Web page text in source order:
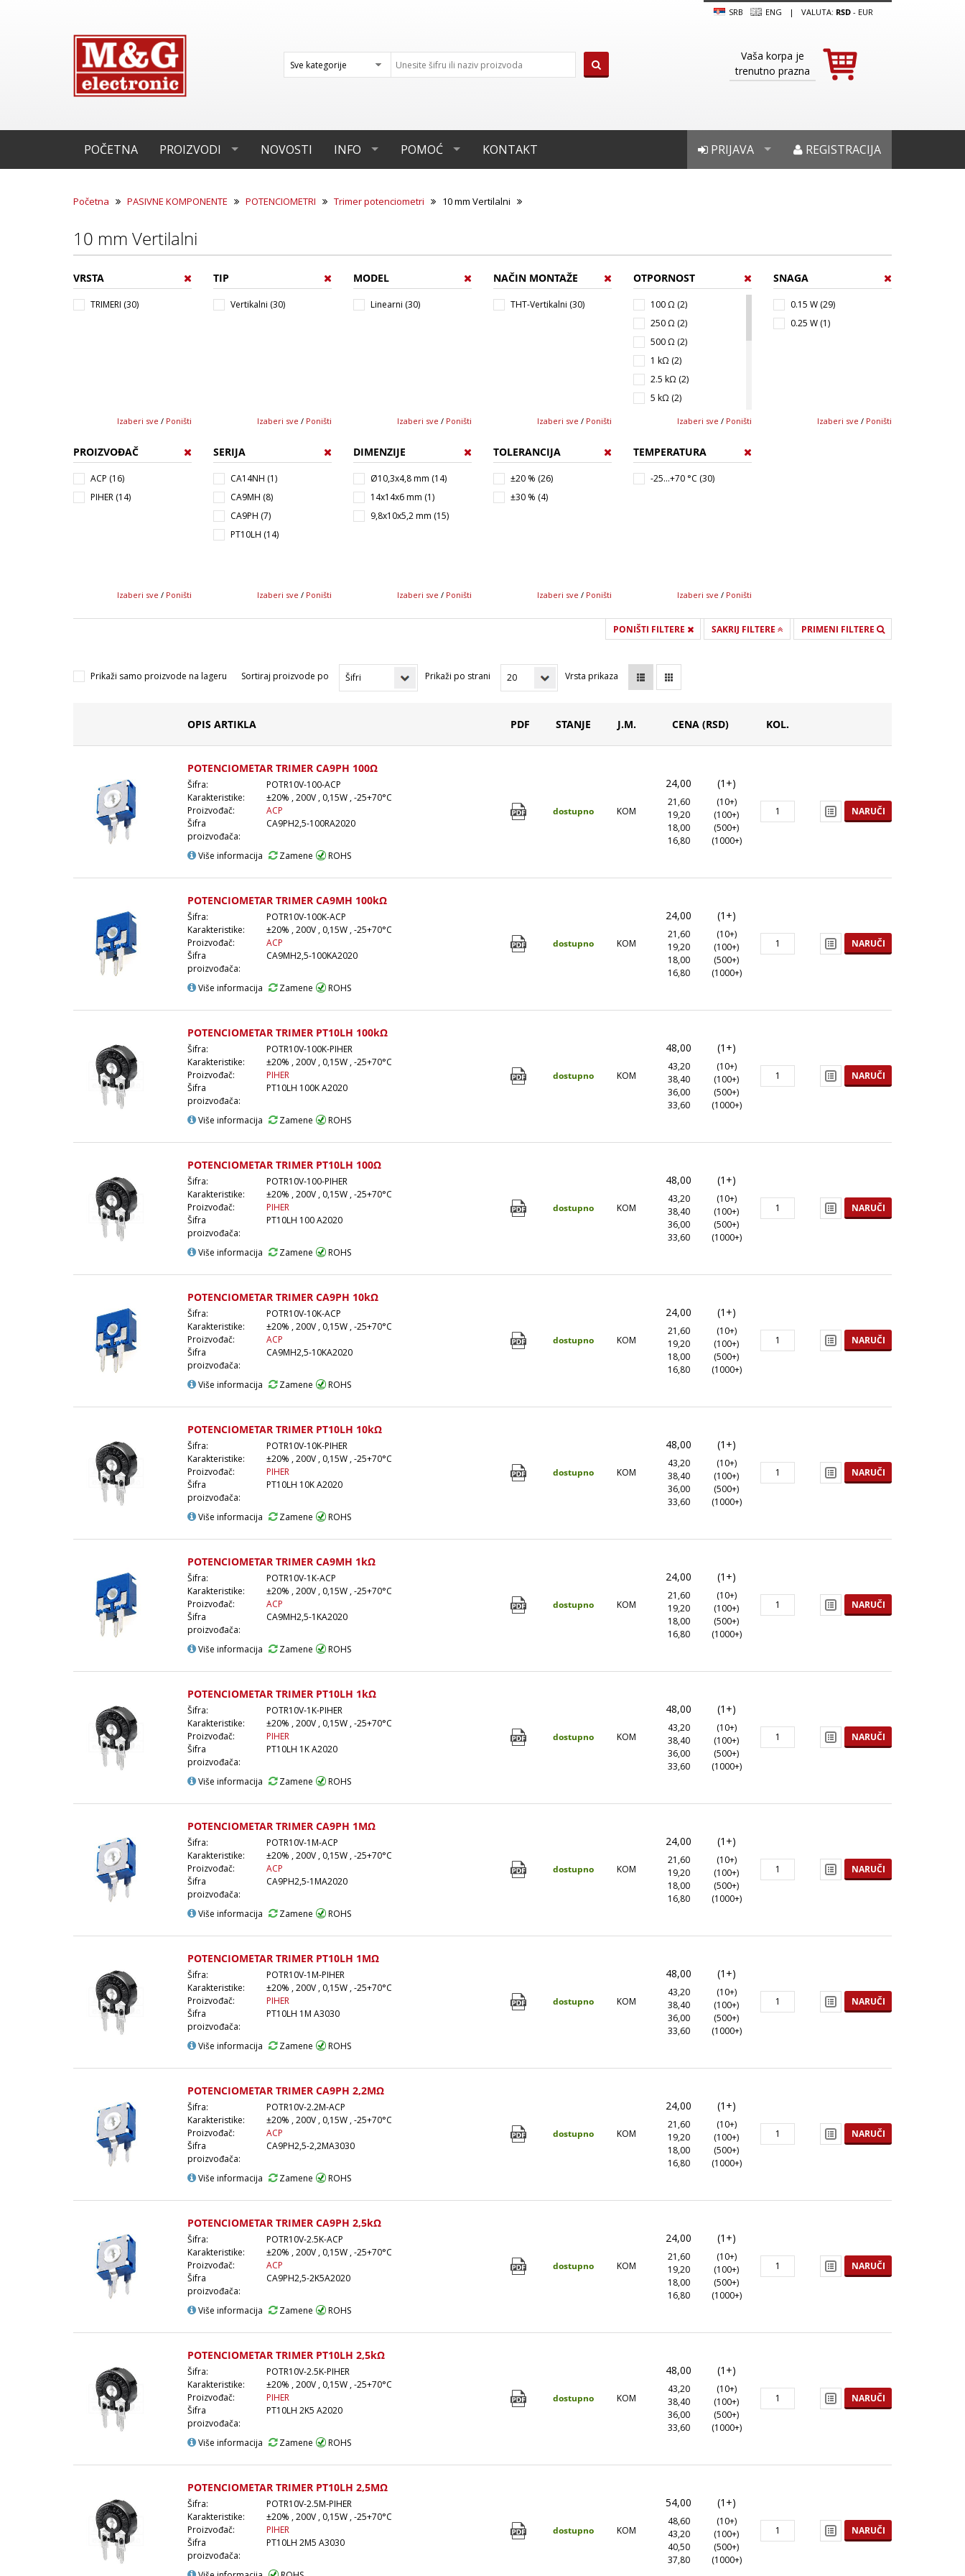
SRB ENG | VALUTA: RSD- EUR
Vaša korpa je
trenutno prazna
POČETNA PROIZVODI NOVOSTI INFO POMOĆ KONTAKT REGISTRACIJA
PRIJAVA
Početna PASIVNE KOMPONENTE POTENCIOMETRI Trimer potenciometri 10 mm Vertilalni
10 mm Vertilalni
VRSTA
TRIMERI (30)
Izaberi sve / Poništi
TIP
Vertikalni (30)
Izaberi sve / Poništi
MODEL
Linearni (30)
Izaberi sve / Poništi
NAČIN MONTAŽE
THT-Vertikalni (30)
Izaberi sve / Poništi
OTPORNOST
100 Ω (2)
250 Ω (2)
500 Ω (2)
1 kΩ (2)
2.5 kΩ (2)
5 kΩ (2)
10 kΩ (2)
50 kΩ (2)
100 kΩ (2)
Izaberi sve / Poništi
SNAGA
0.15 W (29)
0.25 W (1)
Izaberi sve / Poništi
PROIZVOĐAČ
ACP (16)
PIHER (14)
Izaberi sve / Poništi
SERIJA
CA14NH (1)
CA9MH (8)
CA9PH (7)
PT10LH (14)
Izaberi sve / Poništi
DIMENZIJE
Ø10,3x4,8 mm (14)
14x14x6 mm (1)
9,8x10x5,2 mm (15)
Izaberi sve / Poništi
TOLERANCIJA
±20 % (26)
±30 % (4)
Izaberi sve / Poništi
TEMPERATURA
-25...+70 °C (30)
Izaberi sve / Poništi
PONIŠTI FILTERE SAKRIJ FILTERE PRIMENI FILTERE
Prikaži samo proizvode na lageru Sortiraj proizvode po Prikaži po strani Vrsta prikaza
OPIS ARTIKLA PDF STANJE J.M. CENA (RSD) KOL.
POTENCIOMETAR TRIMER CA9PH 100Ω
Šifra:
POTR10V-100-ACP
Karakteristike:
±20% , 200V , 0,15W , -25+70°C
Proizvođač:
ACP
Šifra
proizvođača:
CA9PH2,5-100RA2020
Više informacija Zamene ROHS
dostupno KOM
24,00 (1+)
21,60
(10+)
19,20
(100+)
18,00
(500+)
16,80
(1000+)
NARUČI
POTENCIOMETAR TRIMER CA9MH 100kΩ
Šifra:
POTR10V-100K-ACP
Karakteristike:
±20% , 200V , 0,15W , -25+70°C
Proizvođač:
ACP
Šifra
proizvođača:
CA9MH2,5-100KA2020
Više informacija Zamene ROHS
dostupno KOM
24,00 (1+)
21,60
(10+)
19,20
(100+)
18,00
(500+)
16,80
(1000+)
NARUČI
POTENCIOMETAR TRIMER PT10LH 100kΩ
Šifra:
POTR10V-100K-PIHER
Karakteristike:
±20% , 200V , 0,15W , -25+70°C
Proizvođač:
PIHER
Šifra
proizvođača:
PT10LH 100K A2020
Više informacija Zamene ROHS
dostupno KOM
48,00 (1+)
43,20
(10+)
38,40
(100+)
36,00
(500+)
33,60
(1000+)
NARUČI
POTENCIOMETAR TRIMER PT10LH 100Ω
Šifra:
POTR10V-100-PIHER
Karakteristike:
±20% , 200V , 0,15W , -25+70°C
Proizvođač:
PIHER
Šifra
proizvođača:
PT10LH 100 A2020
Više informacija Zamene ROHS
dostupno KOM
48,00 (1+)
43,20
(10+)
38,40
(100+)
36,00
(500+)
33,60
(1000+)
NARUČI
POTENCIOMETAR TRIMER CA9PH 10kΩ
Šifra:
POTR10V-10K-ACP
Karakteristike:
±20% , 200V , 0,15W , -25+70°C
Proizvođač:
ACP
Šifra
proizvođača:
CA9MH2,5-10KA2020
Više informacija Zamene ROHS
dostupno KOM
24,00 (1+)
21,60
(10+)
19,20
(100+)
18,00
(500+)
16,80
(1000+)
NARUČI
POTENCIOMETAR TRIMER PT10LH 10kΩ
Šifra:
POTR10V-10K-PIHER
Karakteristike:
±20% , 200V , 0,15W , -25+70°C
Proizvođač:
PIHER
Šifra
proizvođača:
PT10LH 10K A2020
Više informacija Zamene ROHS
dostupno KOM
48,00 (1+)
43,20
(10+)
38,40
(100+)
36,00
(500+)
33,60
(1000+)
NARUČI
POTENCIOMETAR TRIMER CA9MH 1kΩ
Šifra:
POTR10V-1K-ACP
Karakteristike:
±20% , 200V , 0,15W , -25+70°C
Proizvođač:
ACP
Šifra
proizvođača:
CA9MH2,5-1KA2020
Više informacija Zamene ROHS
dostupno KOM
24,00 (1+)
21,60
(10+)
19,20
(100+)
18,00
(500+)
16,80
(1000+)
NARUČI
POTENCIOMETAR TRIMER PT10LH 1kΩ
Šifra:
POTR10V-1K-PIHER
Karakteristike:
±20% , 200V , 0,15W , -25+70°C
Proizvođač:
PIHER
Šifra
proizvođača:
PT10LH 1K A2020
Više informacija Zamene ROHS
dostupno KOM
48,00 (1+)
43,20
(10+)
38,40
(100+)
36,00
(500+)
33,60
(1000+)
NARUČI
POTENCIOMETAR TRIMER CA9PH 1MΩ
Šifra:
POTR10V-1M-ACP
Karakteristike:
±20% , 200V , 0,15W , -25+70°C
Proizvođač:
ACP
Šifra
proizvođača:
CA9PH2,5-1MA2020
Više informacija Zamene ROHS
dostupno KOM
24,00 (1+)
21,60
(10+)
19,20
(100+)
18,00
(500+)
16,80
(1000+)
NARUČI
POTENCIOMETAR TRIMER PT10LH 1MΩ
Šifra:
POTR10V-1M-PIHER
Karakteristike:
±20% , 200V , 0,15W , -25+70°C
Proizvođač:
PIHER
Šifra
proizvođača:
PT10LH 1M A3030
Više informacija Zamene ROHS
dostupno KOM
48,00 (1+)
43,20
(10+)
38,40
(100+)
36,00
(500+)
33,60
(1000+)
NARUČI
POTENCIOMETAR TRIMER CA9PH 2,2MΩ
Šifra:
POTR10V-2.2M-ACP
Karakteristike:
±20% , 200V , 0,15W , -25+70°C
Proizvođač:
ACP
Šifra
proizvođača:
CA9PH2,5-2,2MA3030
Više informacija Zamene ROHS
dostupno KOM
24,00 (1+)
21,60
(10+)
19,20
(100+)
18,00
(500+)
16,80
(1000+)
NARUČI
POTENCIOMETAR TRIMER CA9PH 2,5kΩ
Šifra:
POTR10V-2.5K-ACP
Karakteristike:
±20% , 200V , 0,15W , -25+70°C
Proizvođač:
ACP
Šifra
proizvođača:
CA9PH2,5-2K5A2020
Više informacija Zamene ROHS
dostupno KOM
24,00 (1+)
21,60
(10+)
19,20
(100+)
18,00
(500+)
16,80
(1000+)
NARUČI
POTENCIOMETAR TRIMER PT10LH 2,5kΩ
Šifra:
POTR10V-2.5K-PIHER
Karakteristike:
±20% , 200V , 0,15W , -25+70°C
Proizvođač:
PIHER
Šifra
proizvođača:
PT10LH 2K5 A2020
Više informacija Zamene ROHS
dostupno KOM
48,00 (1+)
43,20
(10+)
38,40
(100+)
36,00
(500+)
33,60
(1000+)
NARUČI
POTENCIOMETAR TRIMER PT10LH 2,5MΩ
Šifra:
POTR10V-2.5M-PIHER
Karakteristike:
±20% , 200V , 0,15W , -25+70°C
Proizvođač:
PIHER
Šifra
proizvođača:
PT10LH 2M5 A3030
dostupno KOM
54,00 (1+)
48,60
(10+)
43,20
(100+)
40,50
(500+)
37,80
(1000+)
NARUČI